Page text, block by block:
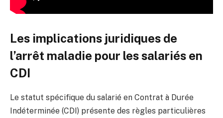
Les implications juridiques de
l’arrêt maladie pour les salariés en
CDI
Le statut spécifique du salarié en Contrat à Durée
Indéterminée (CDI) présente des règles particulières